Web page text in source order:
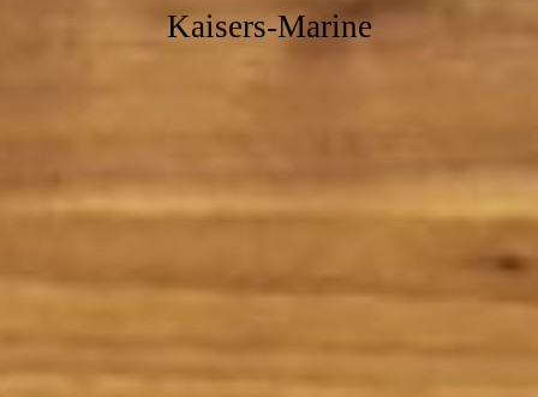
Kaisers-Marine